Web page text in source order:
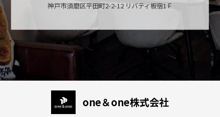
神戸市須磨区平田町2-2-12 リバティ板宿1Ｆ
one＆one株式会社